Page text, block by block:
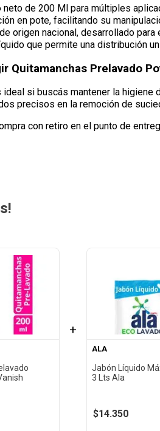
neto de 200 Ml para múltiples
en pote, facilitando su
origen nacional, desarrollado
que permite una distribución
Quitamanchas Prelavado
si buscás mantener la higiene
precisos en la remoción de
con retiro en el punto de
+
ALA
Jabón Líquido
3 Lts Ala
$14.350